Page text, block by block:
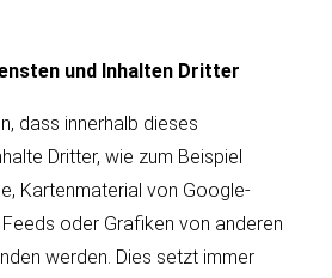
und Inhalten Dritter
dass innerhalb dieses
Dritter, wie zum Beispiel
Kartenmaterial von Google-
Feeds oder Grafiken von anderen
werden. Dies setzt immer